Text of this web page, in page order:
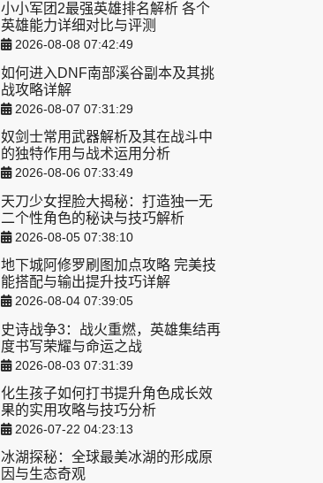
小小军团2最强英雄排名解析 各个
英雄能力详细对比与评测
2026-08-08 07:42:49
如何进入DNF南部溪谷副本及其挑
战攻略详解
2026-08-07 07:31:29
奴剑士常用武器解析及其在战斗中
的独特作用与战术运用分析
2026-08-06 07:33:49
天刀少女捏脸大揭秘：打造独一无
二个性角色的秘诀与技巧解析
2026-08-05 07:38:10
地下城阿修罗刷图加点攻略 完美技
能搭配与输出提升技巧详解
2026-08-04 07:39:05
史诗战争3：战火重燃，英雄集结再
度书写荣耀与命运之战
2026-08-03 07:31:39
化生孩子如何打书提升角色成长效
果的实用攻略与技巧分析
2026-07-22 04:23:13
冰湖探秘：全球最美冰湖的形成原
因与生态奇观